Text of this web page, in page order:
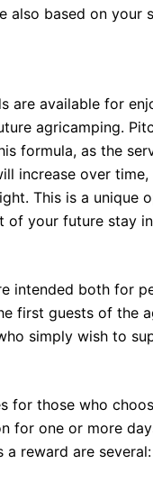
also based on your
are available for
agricamping.
formula, as the
increase over
This is a unique
of your future stay
intended both for
first guests of the
simply wish to
for those who
for one or more
a reward are several: